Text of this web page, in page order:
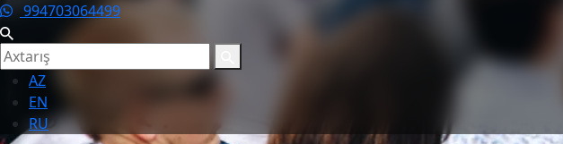
994703064499
AZ
EN
RU